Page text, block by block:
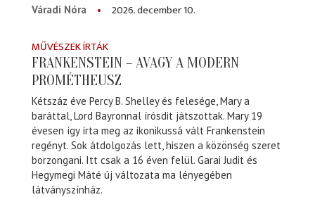
Váradi Nóra
2026. december 10.
MŰVÉSZEK ÍRTÁK
FRANKENSTEIN – AVAGY A MODERN
PROMÉTHEUSZ
Kétszáz éve Percy B. Shelley és felesége, Mary a
baráttal, Lord Bayronnal írósdit játszottak. Mary 19
évesen így írta meg az ikonikussá vált Frankenstein
regényt. Sok átdolgozás lett, hiszen a közönség szeret
borzongani. Itt csak a 16 éven felül. Garai Judit és
Hegymegi Máté új változata ma lényegében
látványszínház.